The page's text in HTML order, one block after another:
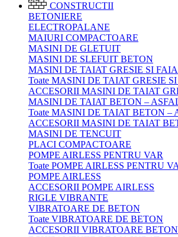
CONSTRUCTII
BETONIERE
ELECTROPALANE
MAIURI COMPACTOARE
MASINI DE GLETUIT
MASINI DE SLEFUIT BETON
MASINI DE TAIAT GRESIE SI
Toate MASINI DE TAIAT GRESIE
ACCESORII MASINI DE TAIAT
MASINI DE TAIAT BETON –
Toate MASINI DE TAIAT BETON –
ACCESORII MASINI DE TAIAT
MASINI DE TENCUIT
PLACI COMPACTOARE
POMPE AIRLESS PENTRU VAR
Toate POMPE AIRLESS PENTRU
POMPE AIRLESS
ACCESORII POMPE AIRLESS
RIGLE VIBRANTE
VIBRATOARE DE BETON
Toate VIBRATOARE DE BETON
ACCESORII VIBRATOARE BETON